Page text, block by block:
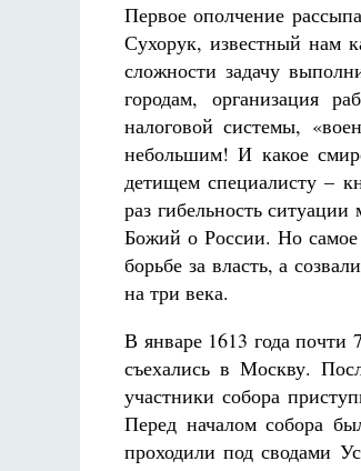
Первое ополчение
Сухорук, известный нам
сложности задачу
городам, организация
налоговой системы,
небольшим! И какое
детищем специалисту –
раз гибельность
Божий о России. Но самое
борьбе за власть, а
на три века.
В январе 1613 года
съехались в Москву.
участники собора
Перед началом собора
проходили под сводами